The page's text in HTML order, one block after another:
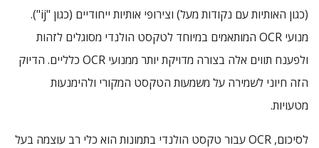
(כגון האותיות עם נקודות מעל) וצירופי אותיות ייחודיים (כגון "ij").
מנועי OCR המותאמים במיוחד לטקסט הולנדי מסוגלים לזהות
ולפענח תווים אלה בצורה מדויקת יותר ממנועי OCR כלליים. הדיוק
הזה חיוני לשמירה על משמעות הטקסט המקורי ולהימנעות
מטעויות.
לסיכום, OCR עבור טקסט הולנדי בתמונות הוא כלי רב עוצמה בעל